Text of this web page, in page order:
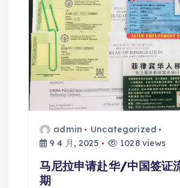
admin
Uncategorized
9 4 月, 2025
1028 views
马尼拉申请赴华/中国签证
期